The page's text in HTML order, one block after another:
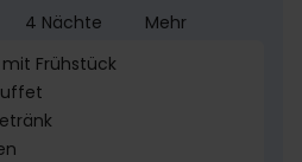
4 Nächte Mehr
Frühstück